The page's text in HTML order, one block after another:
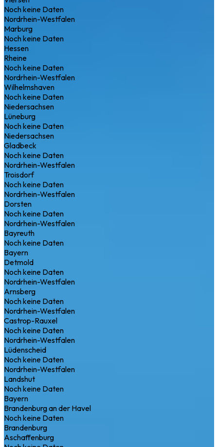
Noch keine Daten
Nordrhein-Westfalen
Marburg
Noch keine Daten
Hessen
Rheine
Noch keine Daten
Nordrhein-Westfalen
Wilhelmshaven
Noch keine Daten
Niedersachsen
Lüneburg
Noch keine Daten
Niedersachsen
Gladbeck
Noch keine Daten
Nordrhein-Westfalen
Troisdorf
Noch keine Daten
Nordrhein-Westfalen
Dorsten
Noch keine Daten
Nordrhein-Westfalen
Bayreuth
Noch keine Daten
Bayern
Detmold
Noch keine Daten
Nordrhein-Westfalen
Arnsberg
Noch keine Daten
Nordrhein-Westfalen
Castrop-Rauxel
Noch keine Daten
Nordrhein-Westfalen
Lüdenscheid
Noch keine Daten
Nordrhein-Westfalen
Landshut
Noch keine Daten
Bayern
Brandenburg an der Havel
Noch keine Daten
Brandenburg
Aschaffenburg